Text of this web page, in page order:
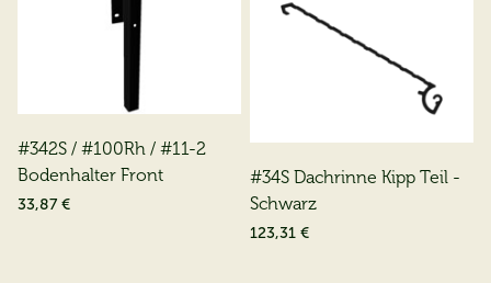
#342S / #100Rh / #11-2
Bodenhalter Front
33,87 €
#34S Dachrinne Kipp Teil -
Schwarz
123,31 €